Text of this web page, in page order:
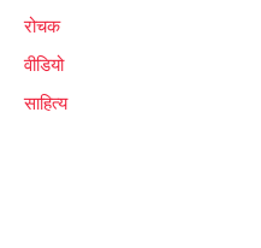
रोचक
वीडियो
साहित्य